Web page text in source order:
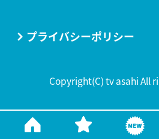
プライバシーポリシー
Copyright(C) tv asahi All